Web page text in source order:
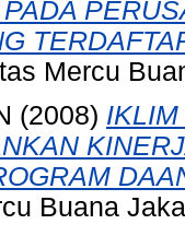
Mercu
(2008)
Buana